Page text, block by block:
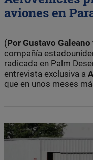
aviones en
(Por Gustavo
compañía
radicada en Palm
entrevista exclusiva a
que en unos meses